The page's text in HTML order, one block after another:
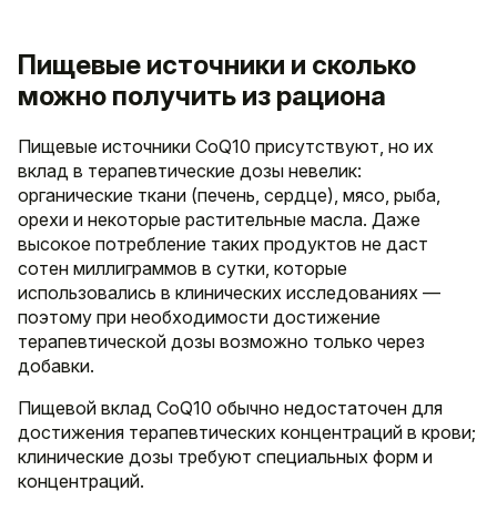
Пищевые источники и сколько
можно получить из рациона
Пищевые источники CoQ10 присутствуют, но их
вклад в терапевтические дозы невелик:
органические ткани (печень, сердце), мясо, рыба,
орехи и некоторые растительные масла. Даже
высокое потребление таких продуктов не даст
сотен миллиграммов в сутки, которые
использовались в клинических исследованиях —
поэтому при необходимости достижение
терапевтической дозы возможно только через
добавки.
Пищевой вклад CoQ10 обычно недостаточен для
достижения терапевтических концентраций в крови;
клинические дозы требуют специальных форм и
концентраций.